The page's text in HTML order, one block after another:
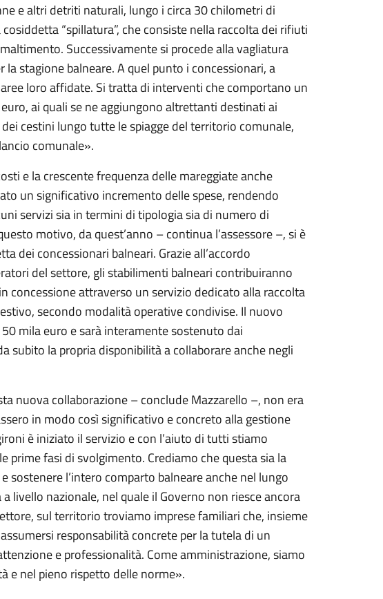
e altri detriti naturali, lungo i circa 30 chilometri di
“spillatura”, che consiste nella raccolta dei rifiuti
Successivamente si procede alla vagliatura
stagione balneare. A quel punto i concessionari, a
loro affidate. Si tratta di interventi che comportano un
ai quali se ne aggiungono altrettanti destinati ai
cestini lungo tutte le spiagge del territorio comunale,
comunale».
e la crescente frequenza delle mareggiate anche
un significativo incremento delle spese, rendendo
servizi sia in termini di tipologia sia di numero di
motivo, da quest’anno – continua l’assessore –, si è
dei concessionari balneari. Grazie all’accordo
del settore, gli stabilimenti balneari contribuiranno
concessione attraverso un servizio dedicato alla raccolta
secondo modalità operative condivise. Il nuovo
mila euro e sarà interamente sostenuto dai
subito la propria disponibilità a collaborare anche negli
nuova collaborazione – conclude Mazzarello –, non era
in modo così significativo e concreto alla gestione
è iniziato il servizio e con l’aiuto di tutti stiamo
prime fasi di svolgimento. Crediamo che questa sia la
sostenere l’intero comparto balneare anche nel lungo
livello nazionale, nel quale il Governo non riesce ancora
sul territorio troviamo imprese familiari che, insieme
responsabilità concrete per la tutela di un
e professionalità. Come amministrazione, siamo
e nel pieno rispetto delle norme».